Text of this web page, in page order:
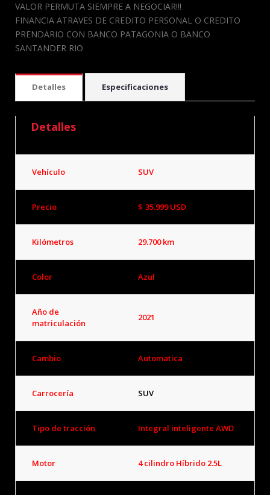
VALOR PERMUTA SIEMPRE A NEGOCIAR!!!
FINANCIA ATRAVES DE CREDITO PERSONAL O CREDITO
PRENDARIO CON BANCO PATAGONIA O BANCO
SANTANDER RIO
Detalles Especificaciones
Detalles
Vehículo SUV
Precio $ 35.999USD
Kilómetros 29.700 km
Color Azul
Año de
matriculación
2021
Cambio Automatica
Carrocería SUV
Tipo de tracción Integral inteligente AWD
Motor 4 cilindro Híbrido 2.5L